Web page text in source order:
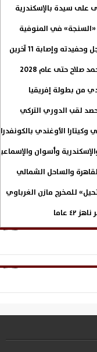
على سيدة بالإسكندرية
في المنوفية
وإصابة 11 آخرين
حتى عام 2028
من بطولة إفريقيا
لقب الدوري التركي
الأوغندي
وأسوان
والساحل الشمالي
للمخرج مازن الغرباوي
عاما